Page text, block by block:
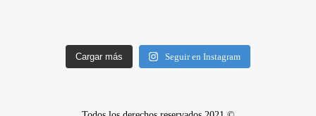
Cargar más Seguir en Instagram